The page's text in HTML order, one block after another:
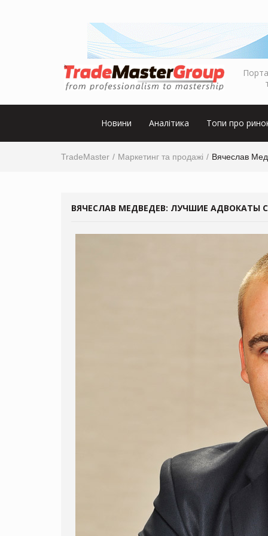
Новини Аналітика Топи про
TradeMaster Маркетинг та продажі Вячеслав
ВЯЧЕСЛАВ МЕДВЕДЕВ: ЛУЧШИЕ АДВОКАТЫ